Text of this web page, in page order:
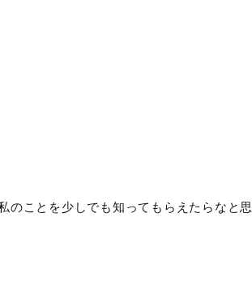
ことを少しでも知ってもらえたらなと思